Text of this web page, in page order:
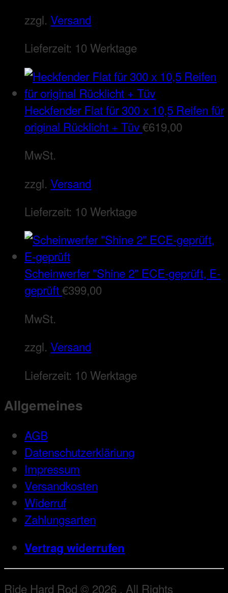
zzgl. Versand
Lieferzeit: 10 Werktage
Heckfender Flat für 300 x 10,5 Reifen für
original Rücklicht + Tüv€619,00
MwSt.
zzgl. Versand
Lieferzeit: 10 Werktage
Scheinwerfer "Shine 2" ECE-geprüft, E-
geprüft€399,00
MwSt.
zzgl. Versand
Lieferzeit: 10 Werktage
Allgemeines
AGB
Datenschutzerkläriung
Impressum
Versandkosten
Widerruf
Zahlungsarten
Vertrag widerrufen
Ride Hard Rod © 2026 . All Rights